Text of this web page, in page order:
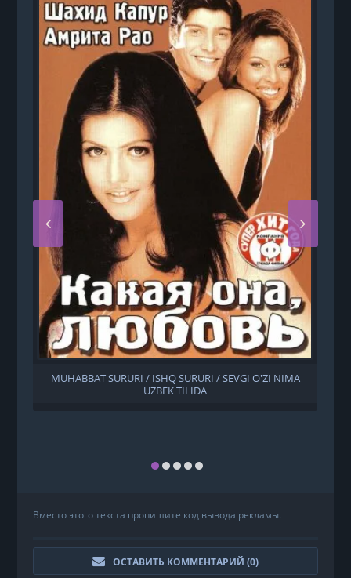
MUHABBAT SURURI / ISHQ SURURI / SEVGI O'ZI NIMA
UZBEK TILIDA
Вместо этого текста пропишите код вывода рекламы.
ОСТАВИТЬ КОММЕНТАРИЙ (0)